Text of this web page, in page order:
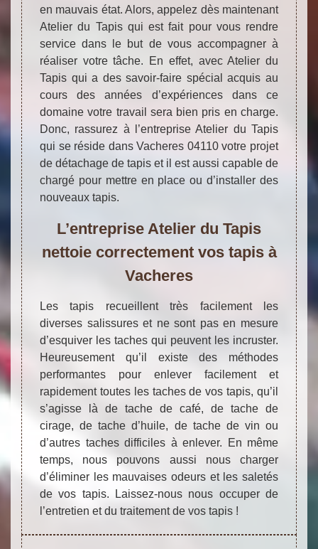
en mauvais état. Alors, appelez dès maintenant
Atelier du Tapis qui est fait pour vous rendre
service dans le but de vous accompagner à
réaliser votre tâche. En effet, avec Atelier du
Tapis qui a des savoir-faire spécial acquis au
cours des années d’expériences dans ce
domaine votre travail sera bien pris en charge.
Donc, rassurez à l’entreprise Atelier du Tapis
qui se réside dans Vacheres 04110 votre projet
de détachage de tapis et il est aussi capable de
chargé pour mettre en place ou d’installer des
nouveaux tapis.
L’entreprise Atelier du Tapis
nettoie correctement vos tapis à
Vacheres
Les tapis recueillent très facilement les
diverses salissures et ne sont pas en mesure
d’esquiver les taches qui peuvent les incruster.
Heureusement qu’il existe des méthodes
performantes pour enlever facilement et
rapidement toutes les taches de vos tapis, qu’il
s’agisse là de tache de café, de tache de
cirage, de tache d’huile, de tache de vin ou
d’autres taches difficiles à enlever. En même
temps, nous pouvons aussi nous charger
d’éliminer les mauvaises odeurs et les saletés
de vos tapis. Laissez-nous nous occuper de
l’entretien et du traitement de vos tapis !